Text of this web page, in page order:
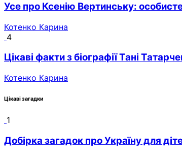
Усе про Ксенію Вертинську:
Котенко Карина
4
Цікаві факти з біографії Тані
Котенко Карина
Цікаві загадки
1
Добірка загадок про Україну для